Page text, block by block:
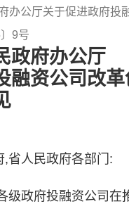
办公厅关于促进政府投
9号
政府办公厅
融资公司改
省人民政府各部门:
政府投融资公司在